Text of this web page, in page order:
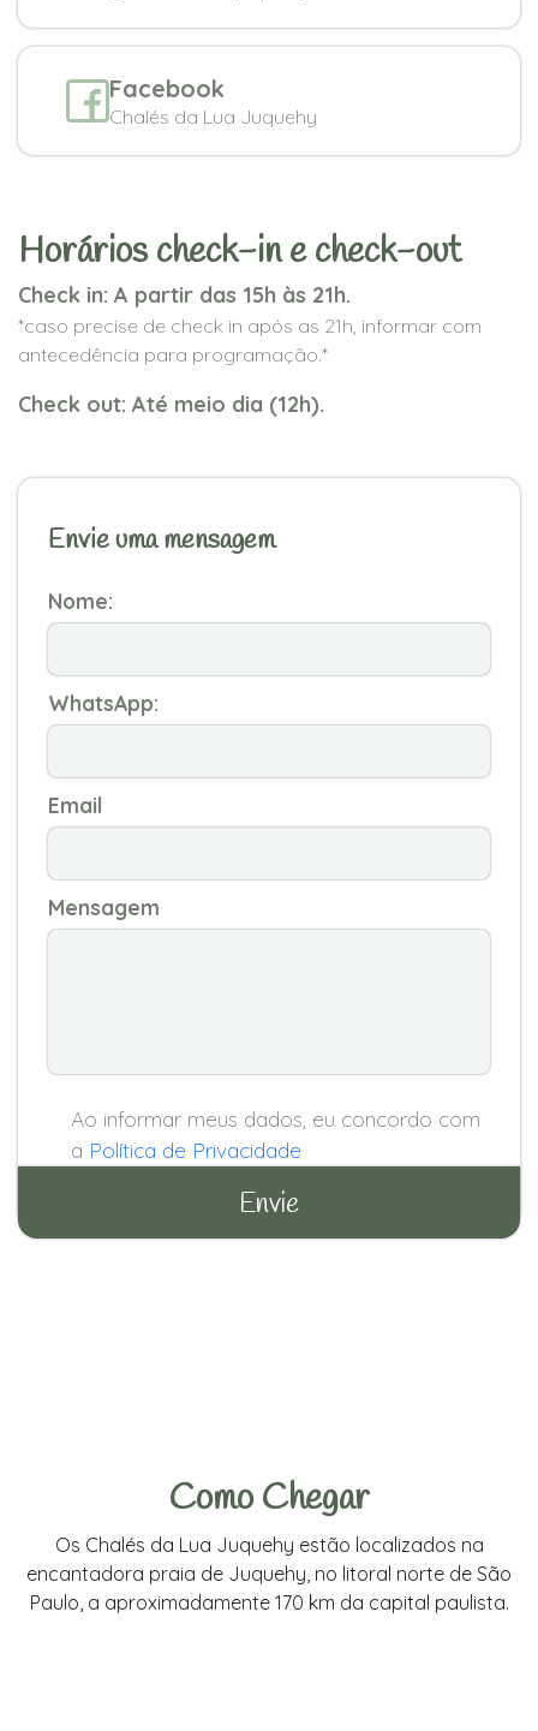
Facebook
Chalés da Lua Juquehy
Horários check-in e check-out
Check in: A partir das 15h às 21h.
*caso precise de check in após as 21h, informar com
antecedência para programação.*
Check out: Até meio dia (12h).
Envie uma mensagem
Nome:
WhatsApp:
Email
Mensagem
Ao informar meus dados, eu concordo com
a Política de Privacidade
Como Chegar
Os Chalés da Lua Juquehy estão localizados na
encantadora praia de Juquehy, no litoral norte de São
Paulo, a aproximadamente 170 km da capital paulista.